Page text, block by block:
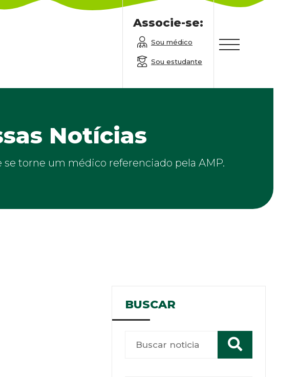
Associe-se:
Sou médico
Sou estudante
Notícias
torne um médico referenciado pela AMP.
BUSCAR